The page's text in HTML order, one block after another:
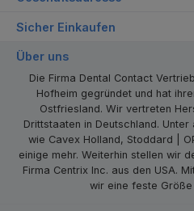
Sicher Einkaufen
Über uns
Die Firma Dental Contact
Hofheim gegründet und hat
Ostfriesland. Wir vertreten
Drittstaaten in Deutschland.
wie Cavex Holland, Stoddard |
einige mehr. Weiterhin stellen wir
Firma Centrix Inc. aus den USA.
wir eine feste Größe